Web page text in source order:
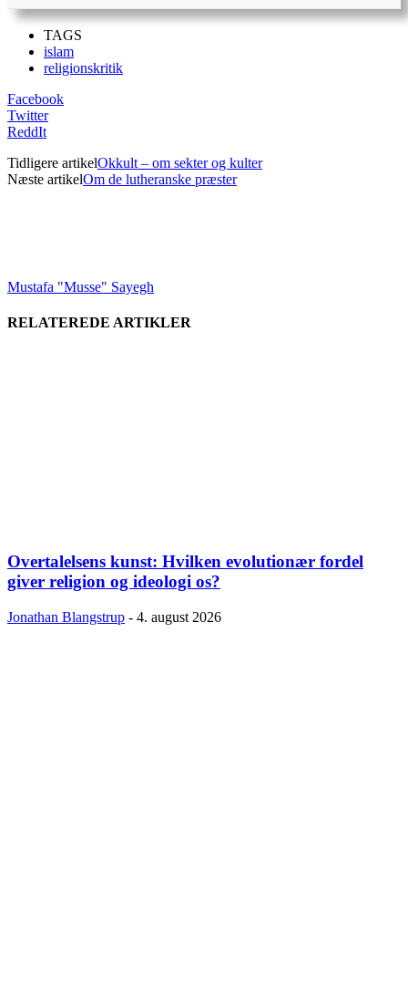
TAGS
islam
religionskritik
Facebook
Twitter
ReddIt
Tidligere artikelOkkult – om sekter og kulter
Næste artikelOm de lutheranske præster
Mustafa "Musse" Sayegh
RELATEREDE ARTIKLER
Overtalelsens kunst: Hvilken evolutionær fordel
giver religion og ideologi os?
Jonathan Blangstrup - 4. august 2026